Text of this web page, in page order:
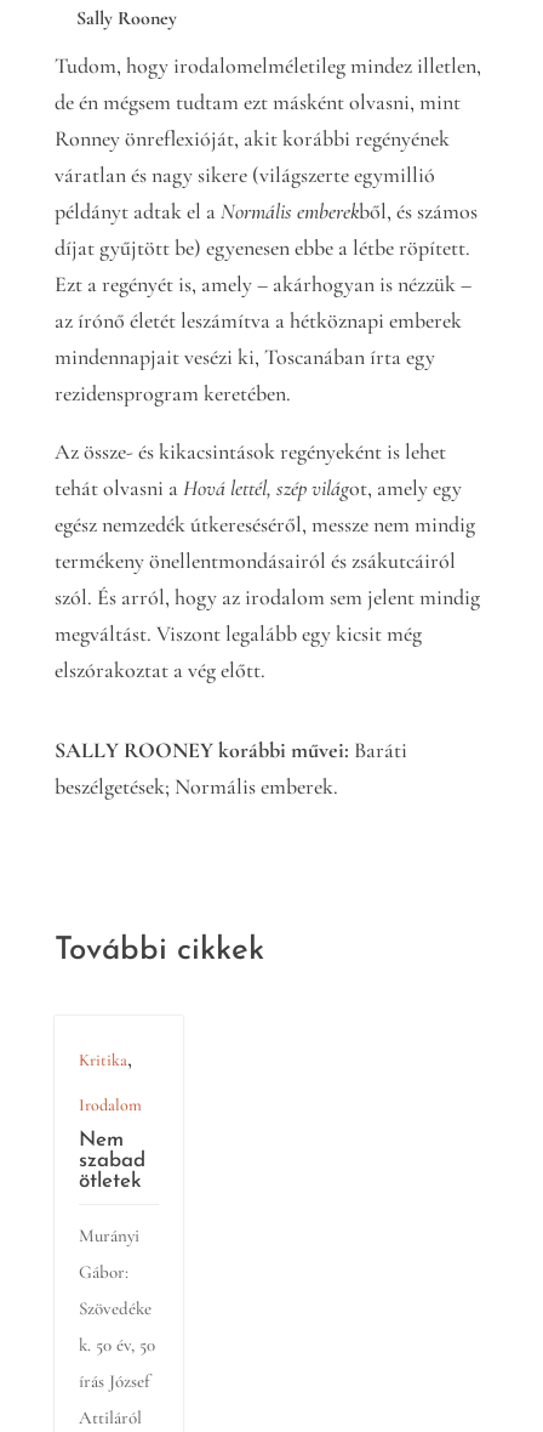
Sally Rooney
Tudom, hogy irodalomelméletileg mindez illetlen,
de én mégsem tudtam ezt másként olvasni, mint
Ronney önreflexióját, akit korábbi regényének
váratlan és nagy sikere (világszerte egymillió
példányt adtak el aNormális emberekből, és számos
díjat gyűjtött be) egyenesen ebbe a létbe röpített.
Ezt a regényét is, amely – akárhogyan is nézzük –
az írónő életét leszámítva a hétköznapi emberek
mindennapjait vesézi ki, Toscanában írta egy
rezidensprogram keretében.
Az össze- és kikacsintások regényeként is lehet
tehát olvasni aHová lettél, szép világot, amely egy
egész nemzedék útkereséséről, messze nem mindig
termékeny önellentmondásairól és zsákutcáiról
szól. És arról, hogy az irodalom sem jelent mindig
megváltást. Viszont legalább egy kicsit még
elszórakoztat a vég előtt.
SALLY ROONEY korábbi művei: Baráti
beszélgetések; Normális emberek.
További cikkek
Kritika,
Irodalom
Nem
szabad
ötletek
Murányi
Gábor:
Szövedéke
k. 50 év, 50
írás József
Attiláról